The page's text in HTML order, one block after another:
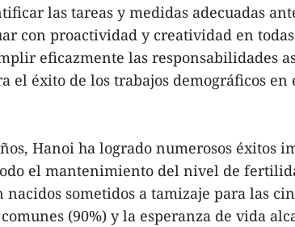
las tareas y medidas adecuadas
con proactividad y creatividad en
eficazmente las responsabilidades
el éxito de los trabajos demográficos
Hanoi ha logrado numerosos éxitos
el mantenimiento del nivel de
nacidos sometidos a tamizaje para las
(90%) y la esperanza de vida